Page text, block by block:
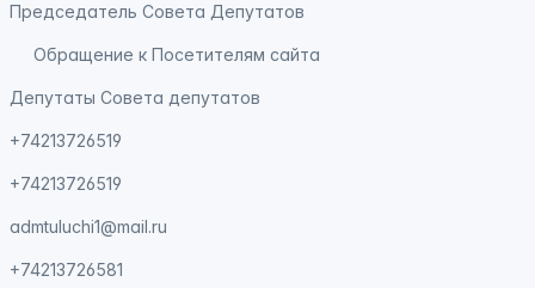
Председатель Совета Депутатов
Обращение к Посетителям сайта
Депутаты Совета депутатов
+74213726519
+74213726519
admtuluchi1@mail.ru
+74213726581